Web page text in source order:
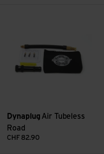
Dynaplug Air Tubeless
Road
CHF 82.90